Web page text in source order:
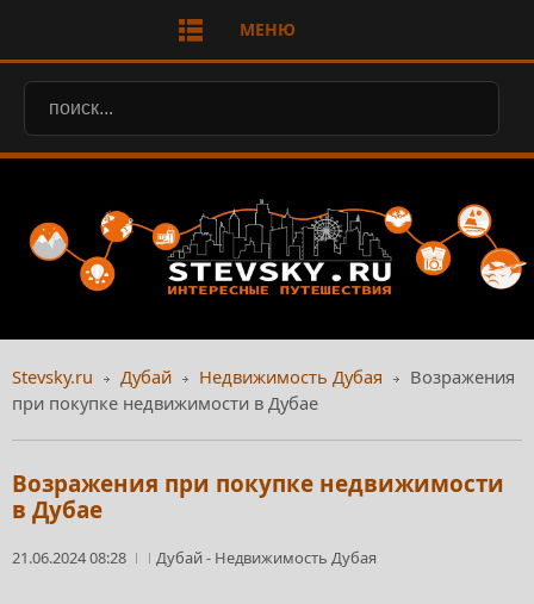
МЕНЮ
Stevsky.ru Дубай Недвижимость Дубая
Возражения
при покупке недвижимости в Дубае
Возражения при покупке недвижимости
в Дубае
21.06.2024 08:28 Дубай- Недвижимость Дубая